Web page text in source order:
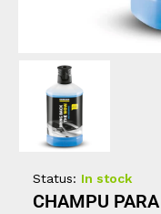
Status: In stock
CHAMPU